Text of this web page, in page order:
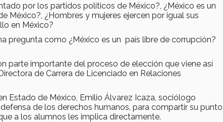
por los partidos políticos de México?, ¿México es un
México?, ¿Hombres y mujeres ejercen por igual sus
en México?
pregunta como ¿México es un país libre de corrupción?
parte importante del proceso de elección que viene así
de Carrera de Licenciado en Relaciones
Estado de México, Emilio Álvarez Icaza, sociólogo
de los derechos humanos, para compartir su punto
a los alumnos les implica directamente.